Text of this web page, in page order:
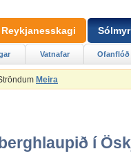
Meira
í
Vatnafar Ofanflóð
Reykjanesskagi